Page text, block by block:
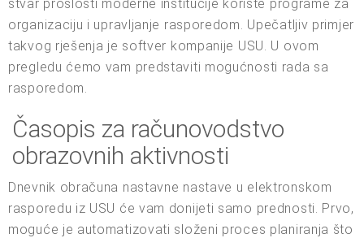
stvar prošlosti moderne institucije koriste programe za
organizaciju i upravljanje rasporedom. Upečatljiv primjer
takvog rješenja je softver kompanije USU. U ovom
pregledu ćemo vam predstaviti mogućnosti rada sa
rasporedom.
Časopis za računovodstvo
obrazovnih aktivnosti
Dnevnik obračuna nastavne nastave u elektronskom
rasporedu iz USU će vam donijeti samo prednosti. Prvo,
moguće je automatizovati složeni proces planiranja što